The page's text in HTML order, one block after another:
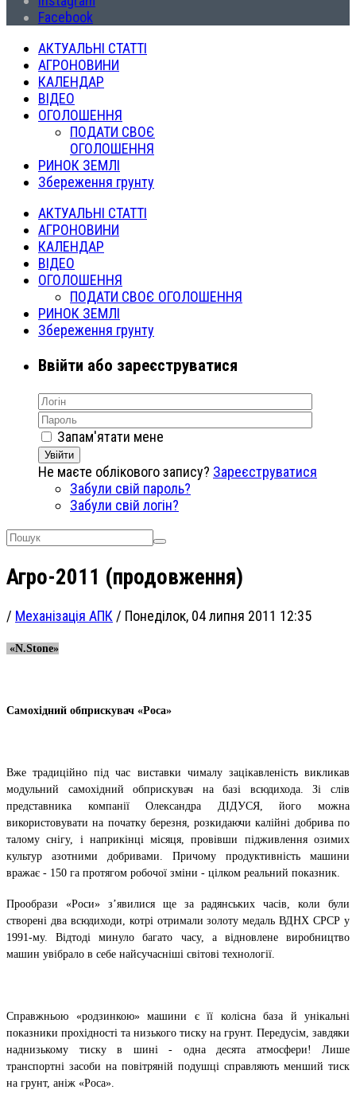
Facebook
АКТУАЛЬНІ СТАТТІ
АГРОНОВИНИ
КАЛЕНДАР
ВІДЕО
ОГОЛОШЕННЯ
ПОДАТИ СВОЄ
ОГОЛОШЕННЯ
РИНОК ЗЕМЛІ
Збереження грунту
АКТУАЛЬНІ СТАТТІ
АГРОНОВИНИ
КАЛЕНДАР
ВІДЕО
ОГОЛОШЕННЯ
ПОДАТИ СВОЄ ОГОЛОШЕННЯ
РИНОК ЗЕМЛІ
Збереження грунту
Ввійти або зареєструватися
Запам'ятати мене
Увійти
Не маєте облікового запису? Зареєструватися
Забули свій пароль?
Забули свій логін?
Агро-2011 (продовження)
/ Механізація АПК / Понеділок, 04 липня 2011 12:35
«N.Stone»
Самохідний обприскувач «Роса»
Вже традиційно під час виставки чималу зацікавленість викликав
модульний самохідний обприскувач на базі всюдихода. Зі слів
представника компанії Олександра ДІДУСЯ, його можна
використовувати на початку березня, розкидаючи калійні добрива по
талому снігу, і наприкінці місяця, провівши підживлення озимих
культур азотними добривами. Причому продуктивність машини
вражає - 150 га протягом робочої зміни - цілком реальний показник.
Прообрази «Роси» з’явилися ще за радянських часів, коли були
створені два всюдиходи, котрі отримали золоту медаль ВДНХ СРСР у
1991-му. Відтоді минуло багато часу, а відновлене виробництво
машин увібрало в себе найсучасніші світові технології.
Справжньою «родзинкою» машини є її колісна база й унікальні
показники прохідності та низького тиску на грунт. Передусім, завдяки
наднизькому тиску в шині - одна десята атмосфери! Лише
транспортні засоби на повітряній подушці справляють менший тиск
на грунт, аніж «Роса».